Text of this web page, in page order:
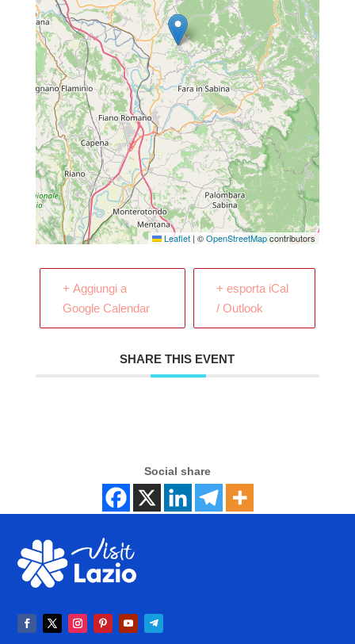
Leaflet | ©OpenStreetMapcontributors
+ Aggiungi a
Google Calendar
+ esporta iCal
/ Outlook
SHARE THIS EVENT
Social share